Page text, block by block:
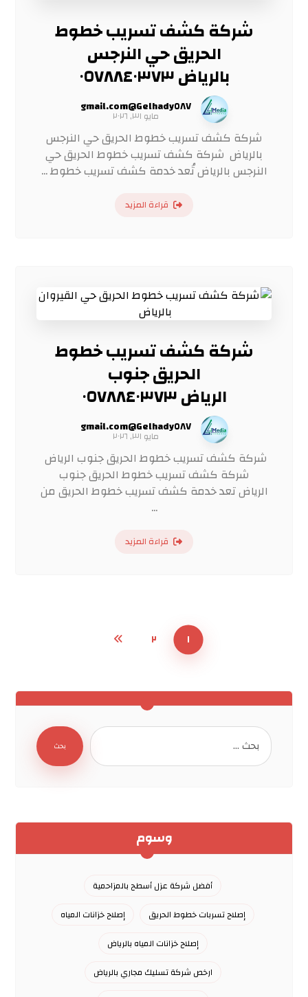
شركة كشف تسريب خطوط
الحريق حي النرجس
بالرياض ٠٥٧٨٨٤٠٣٧٣
Gelhady٥٨٧@gmail.com
مايو ٣١, ٢٠٢٦
شركة كشف تسريب خطوط الحريق حي النرجس
بالرياض شركة كشف تسريب خطوط الحريق حي
النرجس بالرياض تُعد خدمة كشف تسريب خطوط ...
قراءة المزيد
شركة كشف تسريب خطوط
الحريق جنوب
الرياض ٠٥٧٨٨٤٠٣٧٣
Gelhady٥٨٧@gmail.com
مايو ٣١, ٢٠٢٦
شركة كشف تسريب خطوط الحريق جنوب الرياض
شركة كشف تسريب خطوط الحريق جنوب
الرياض تعد خدمة كشف تسريب خطوط الحريق من
...
قراءة المزيد
١ ٢
بحث
وسوم
أفضل شركة عزل أسطح بالمزاحمية
إصلاح تسربات خطوط الحريق
إصلاح خزانات المياه
إصلاح خزانات المياه بالرياض
ارخص شركة تسليك مجاري بالرياض